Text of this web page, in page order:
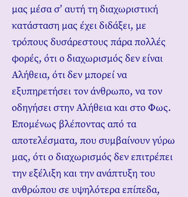
μας μέσα σ’ αυτή τη διαχωριστική
κατάσταση μας έχει διδάξει, με
τρόπους δυσάρεστους πάρα πολλές
φορές, ότι ο διαχωρισμός δεν είναι
Αλήθεια, ότι δεν μπορεί να
εξυπηρετήσει τον άνθρωπο, να τον
οδηγήσει στην Αλήθεια και στο Φως.
Επομένως βλέποντας από τα
αποτελέσματα, που συμβαίνουν γύρω
μας, ότι ο διαχωρισμός δεν επιτρέπει
την εξέλιξη και την ανάπτυξη του
ανθρώπου σε υψηλότερα επίπεδα,